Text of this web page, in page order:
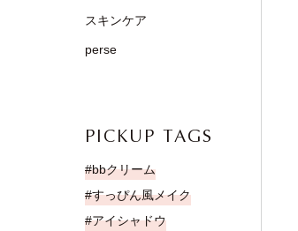
スキンケア
perse
PICKUP TAGS
bbクリーム
すっぴん風メイク
アイシャドウ